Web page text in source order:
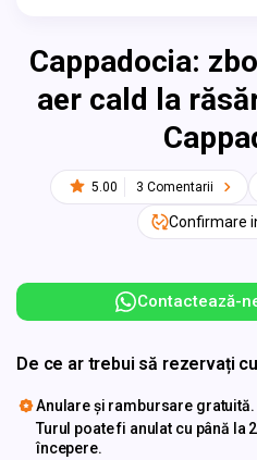
Cappadocia:
aer cald la
5.00 3 Comentarii
Confirmare
Contactează-
De ce ar trebui să rezervați
Anulare și rambursare gratuită.
Turul poate fi anulat cu până la
începere.